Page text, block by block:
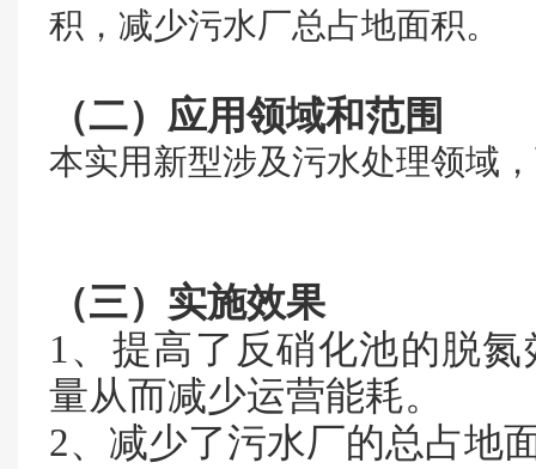
积，减少污水厂总占地面积。
（二）应用领域和范围
本实用新型涉及污水处理领域
（三）实施效果
1、提高了反硝化池的脱
量从而减少运营能耗。
2、减少了污水厂的总占地